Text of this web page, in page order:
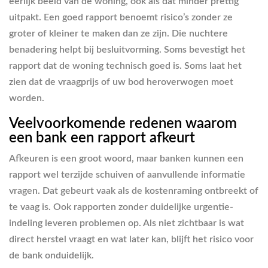
uitpakt. Een goed rapport benoemt risico’s zonder ze
groter of kleiner te maken dan ze zijn. Die nuchtere
benadering helpt bij besluitvorming. Soms bevestigt het
rapport dat de woning technisch goed is. Soms laat het
zien dat de vraagprijs of uw bod heroverwogen moet
worden.
Veelvoorkomende redenen waarom
een bank een rapport afkeurt
Afkeuren is een groot woord, maar banken kunnen een
rapport wel terzijde schuiven of aanvullende informatie
vragen. Dat gebeurt vaak als de kostenraming ontbreekt of
te vaag is. Ook rapporten zonder duidelijke urgentie-
indeling leveren problemen op. Als niet zichtbaar is wat
direct herstel vraagt en wat later kan, blijft het risico voor
de bank onduidelijk.